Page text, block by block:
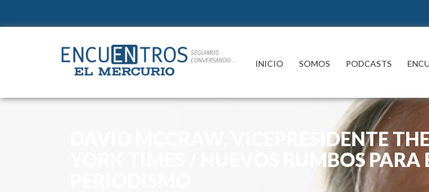
INICIO SOMOS PODCASTS
DAVID MCCRAW, VICEPRESIDENTE
YORK TIMES / NUEVOS RUMBOS PARA